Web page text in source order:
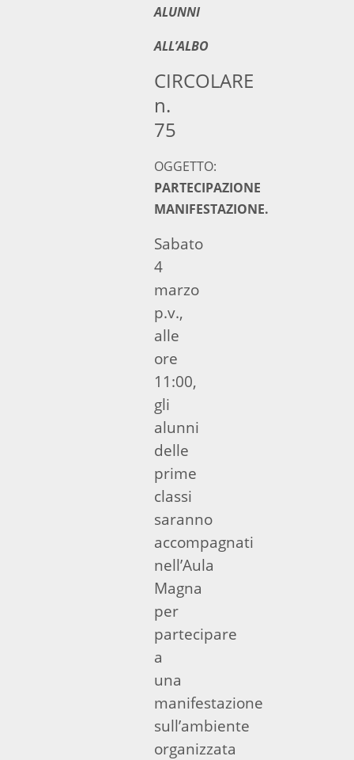
ALUNNI
ALL’ALBO
CIRCOLARE
n.
75
OGGETTO:
PARTECIPAZIONE
MANIFESTAZIONE.
Sabato
4
marzo
p.v.,
alle
ore
11:00,
gli
alunni
delle
prime
classi
saranno
accompagnati
nell’Aula
Magna
per
partecipare
a
una
manifestazione
sull’ambiente
organizzata